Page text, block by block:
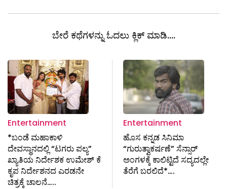
ಬೇರೆ ಕಥೆಗಳನ್ನು ಓದಲು ಕ್ಲಿಕ್ ಮಾಡಿ....
Entertainment
*ಬಂಡೆ ಮಹಾಕಾಳಿ
ದೇವಸ್ಥಾನದಲ್ಲಿ “ಟಗರು ಪಲ್ಯ”
ಖ್ಯಾತಿಯ ನಿರ್ದೇಶಕ‌ ಉಮೇಶ್ ಕೆ
ಕೃಪ ನಿರ್ದೇಶನದ ಎರಡನೇ
ಚಿತ್ರಕ್ಕೆ ಚಾಲನೆ…..
Entertainment
ಹೊಸ ಕನ್ನಡ ಸಿನಿಮಾ
“ಗುರುತ್ವಾಕರ್ಷಣೆ” ಸೆನ್ಸಾರ್
ಅಂಗಳಕ್ಕೆ ಕಾಲಿಟ್ಟಿದೆ ಸದ್ಯದಲ್ಲೇ
ತೆರೆಗೆ ಬರಲಿದೆ*….